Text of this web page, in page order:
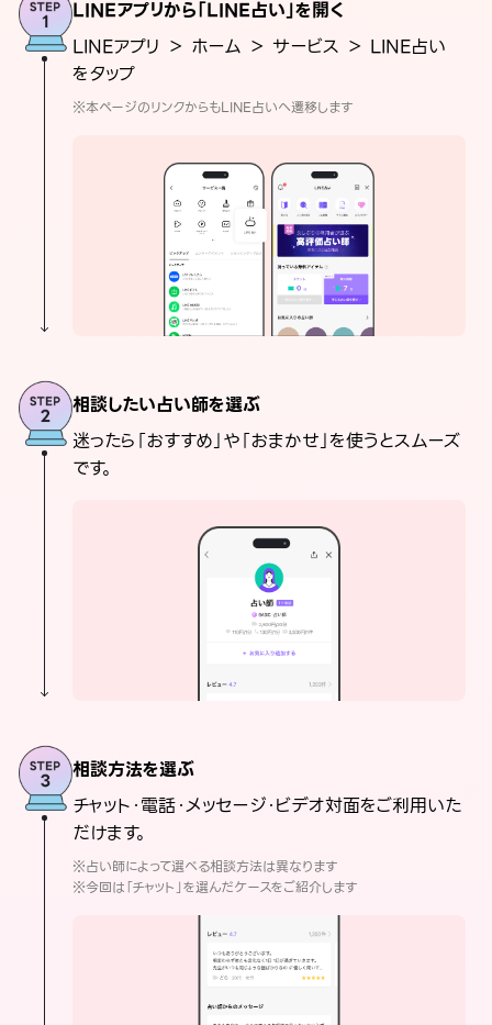
LINEアプリから「LINE占い」を開く
LINEアプリ ＞ ホーム ＞ サービス ＞ LINE占い
をタップ
※本ページのリンクからもLINE占いへ遷移します
相談したい占い師を選ぶ
迷ったら「おすすめ」や「おまかせ」を使うとスムーズ
です。
相談方法を選ぶ
チャット・電話・メッセージ・ビデオ対面をご利用いた
だけます。
※占い師によって選べる相談方法は異なります
※今回は「チャット」を選んだケースをご紹介します